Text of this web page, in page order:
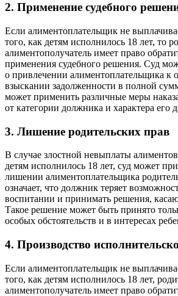
2. Применение судебного
Если алиментоплательщик не
того, как детям исполнилось 18 лет, то
алиментополучатель имеет право
применения судебного решения. Суд
о привлечении алиментоплательщика к
взыскании задолженности в полной
может применить различные меры
от категории должника и характера его
3. Лишение родительских прав
В случае злостной невыплаты
детям исполнилось 18 лет, суд может
лишении алиментоплательщика
означает, что должник теряет
воспитании и принимать решения,
Такое решение может быть принято
особых обстоятельств и в интересах
4. Производство
Если алиментоплательщик не
того, как детям исполнилось 18 лет,
алиментополучатель имеет право